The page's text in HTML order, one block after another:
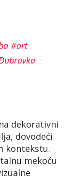
#art
dekorativni
dovodeći
kontekstu.
mekoću